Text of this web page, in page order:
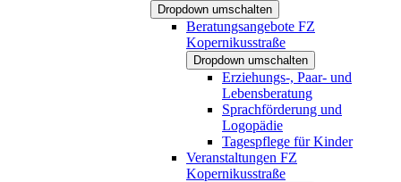
Dropdown umschalten
Beratungsangebote FZ
Kopernikusstraße
Dropdown umschalten
Erziehungs-, Paar- und
Lebensberatung
Sprachförderung und
Logopädie
Tagespflege für Kinder
Veranstaltungen FZ
Kopernikusstraße